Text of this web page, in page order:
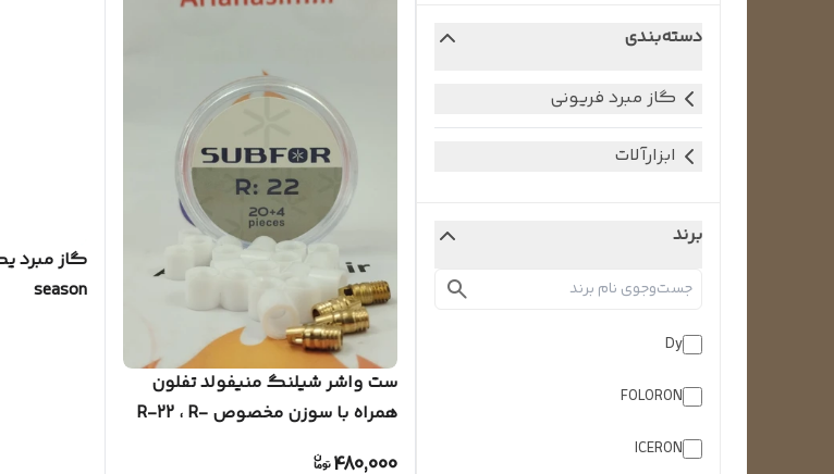
دسته‌بندی
گاز مبرد فریونی
ابزارآلات
برند
Dy
FOLORON
ICERON
ست واشر شیلنگ منیفولد تفلون
همراه با سوزن مخصوص R-22 ، R-
480,000
season